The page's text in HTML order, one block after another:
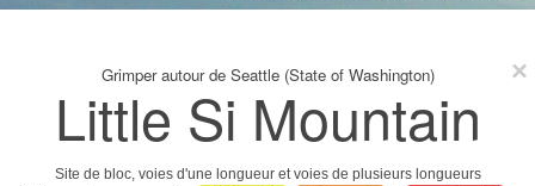
Grimper autour de Seattle (State of Washington)
Little Si Mountain
Site de bloc, voies d'une longueur et voies de plusieurs longueurs